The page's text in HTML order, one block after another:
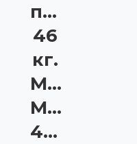
покрытием,
46
кг.
Matrix
MAC-
46URE-